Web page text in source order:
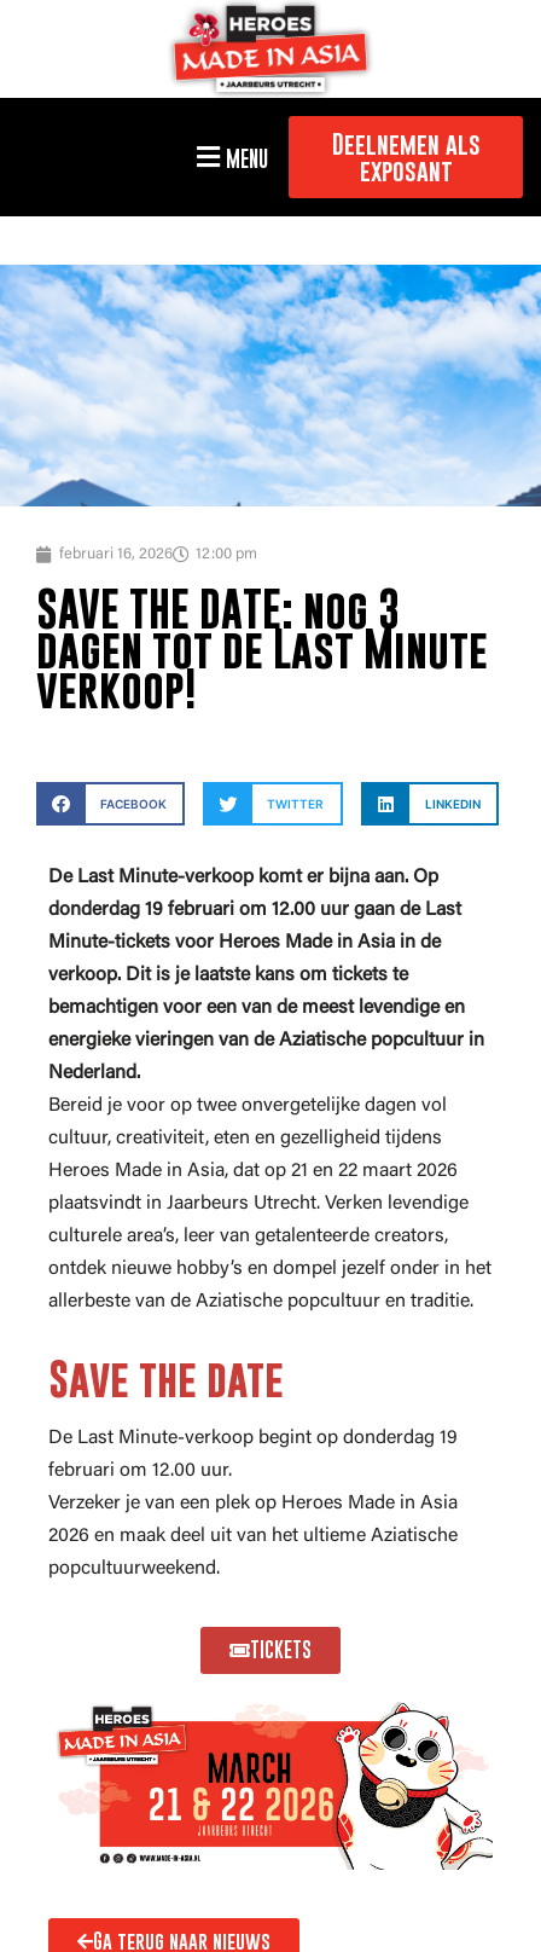
MENU
Deelnemen als
exposant
februari 16, 2026 12:00 pm
SAVE THE DATE: nog 3
dagen tot de Last Minute
verkoop!
FACEBOOK TWITTER LINKEDIN
De Last Minute-verkoop komt er bijna aan. Op
donderdag 19 februari om 12.00 uur gaan de Last
Minute-tickets voor Heroes Made in Asia in de
verkoop. Dit is je laatste kans om tickets te
bemachtigen voor een van de meest levendige en
energieke vieringen van de Aziatische popcultuur in
Nederland.
Bereid je voor op twee onvergetelijke dagen vol
cultuur, creativiteit, eten en gezelligheid tijdens
Heroes Made in Asia, dat op 21 en 22 maart 2026
plaatsvindt in Jaarbeurs Utrecht. Verken levendige
culturele area’s, leer van getalenteerde creators,
ontdek nieuwe hobby’s en dompel jezelf onder in het
allerbeste van de Aziatische popcultuur en traditie.
Save the date
De Last Minute-verkoop begint op donderdag 19
februari om 12.00 uur.
Verzeker je van een plek op Heroes Made in Asia
2026 en maak deel uit van het ultieme Aziatische
popcultuurweekend.
TICKETS
Ga terug naar nieuws